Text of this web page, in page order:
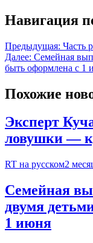
Навигация
Предыдущая: Часть
Далее: Семейная
быть оформлена с 1
Похожие
Эксперт
ловушки —
RT на русском2
Семейная
двумя
1 июня